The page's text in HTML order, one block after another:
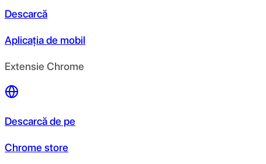
Descarcă
Aplicația de mobil
Extensie Chrome
Descarcă de pe
Chrome store